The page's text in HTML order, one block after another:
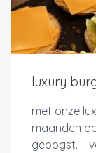
luxury
met onze
maanden
geoogst.